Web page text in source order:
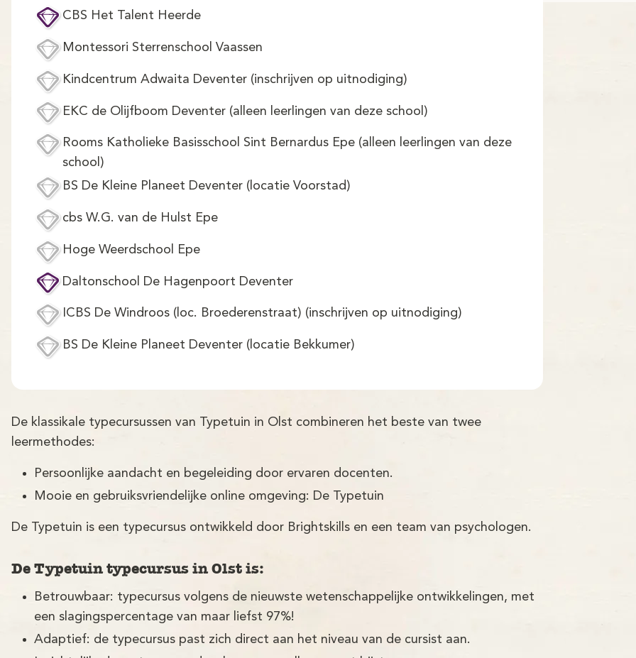
CBS Het Talent Heerde
Montessori Sterrenschool Vaassen
Kindcentrum Adwaita Deventer (inschrijven op uitnodiging)
EKC de Olijfboom Deventer (alleen leerlingen van deze school)
Rooms Katholieke Basisschool Sint Bernardus Epe (alleen leerlingen van deze
school)
BS De Kleine Planeet Deventer (locatie Voorstad)
cbs W.G. van de Hulst Epe
Hoge Weerdschool Epe
Daltonschool De Hagenpoort Deventer
ICBS De Windroos (loc. Broederenstraat) (inschrijven op uitnodiging)
BS De Kleine Planeet Deventer (locatie Bekkumer)
De klassikale typecursussen van Typetuin in Olst combineren het beste van twee
leermethodes:
Persoonlijke aandacht en begeleiding door ervaren docenten.
Mooie en gebruiksvriendelijke online omgeving: De Typetuin
De Typetuin is een typecursus ontwikkeld door Brightskills en een team van psychologen.
De Typetuin typecursus in Olst is:
Betrouwbaar: typecursus volgens de nieuwste wetenschappelijke ontwikkelingen, met
een slagingspercentage van maar liefst 97%!
Adaptief: de typecursus past zich direct aan het niveau van de cursist aan.